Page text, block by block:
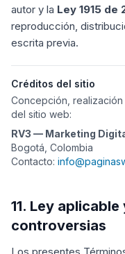
autor y la Ley 1915 de
reproducción,
escrita previa.
Créditos del sitio
Concepción,
del sitio web:
RV3 — Marketing
Bogotá, Colombia
Contacto:
11. Ley
controversias